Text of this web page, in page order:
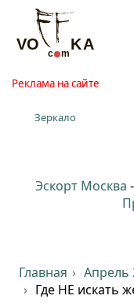
Реклама на сайте
Зеркало
Эскорт Москва -
Главная Апрель
Где НЕ искать